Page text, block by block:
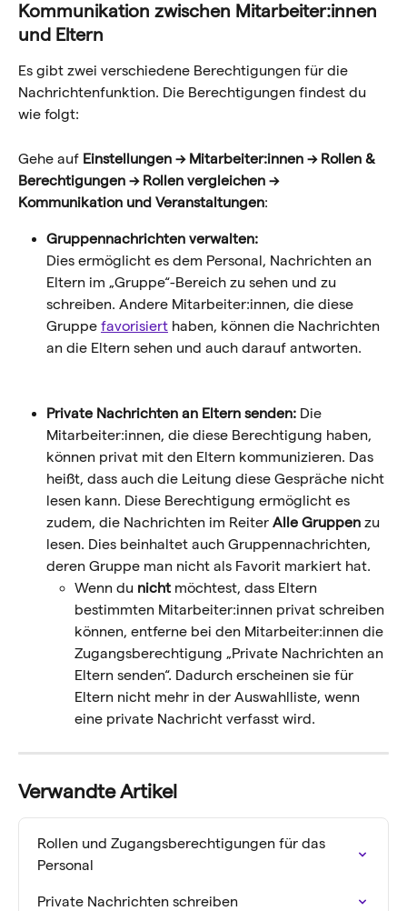
Kommunikation zwischen Mitarbeiter:innen
und Eltern
Es gibt zwei verschiedene Berechtigungen für die
Nachrichtenfunktion. Die Berechtigungen findest du
wie folgt:
Gehe auf Einstellungen → Mitarbeiter:innen → Rollen &
Berechtigungen → Rollen vergleichen →
Kommunikation und Veranstaltungen:
Gruppennachrichten verwalten:
Dies ermöglicht es dem Personal, Nachrichten an
Eltern im „Gruppe“-Bereich zu sehen und zu
schreiben. Andere Mitarbeiter:innen, die diese
Gruppe favorisiert haben, können die Nachrichten
an die Eltern sehen und auch darauf antworten.
Private Nachrichten an Eltern senden: Die
Mitarbeiter:innen, die diese Berechtigung haben,
können privat mit den Eltern kommunizieren. Das
heißt, dass auch die Leitung diese Gespräche nicht
lesen kann. Diese Berechtigung ermöglicht es
zudem, die Nachrichten im Reiter Alle Gruppen zu
lesen. Dies beinhaltet auch Gruppennachrichten,
deren Gruppe man nicht als Favorit markiert hat.
Wenn du nicht möchtest, dass Eltern
bestimmten Mitarbeiter:innen privat schreiben
können, entferne bei den Mitarbeiter:innen die
Zugangsberechtigung „Private Nachrichten an
Eltern senden“. Dadurch erscheinen sie für
Eltern nicht mehr in der Auswahlliste, wenn
eine private Nachricht verfasst wird.
Verwandte Artikel
Rollen und Zugangsberechtigungen für das
Personal
Private Nachrichten schreiben